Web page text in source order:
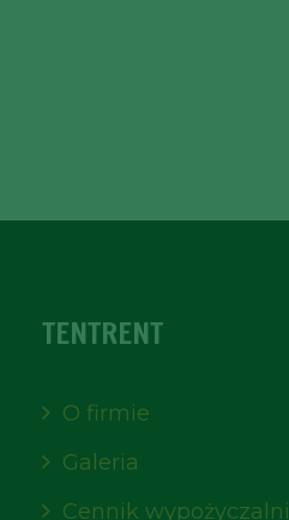
TENTRENT
O firmie
Galeria
Cennik wypożyczalni